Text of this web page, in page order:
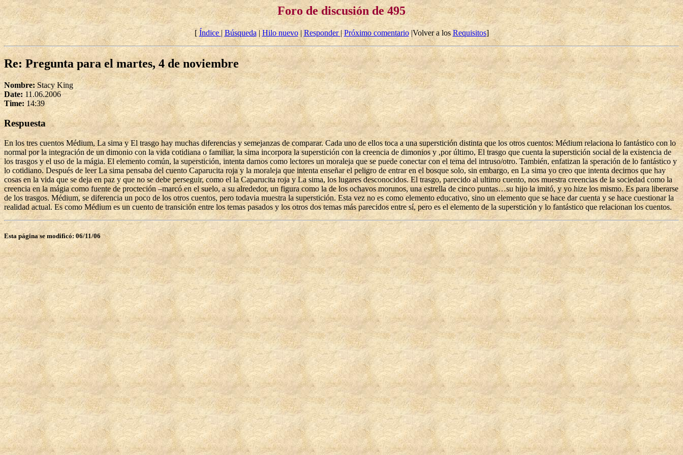
Foro de discusión de 495
[Índice| Búsqueda|Hilo nuevo| Responder|Próximo comentario|Volver a losRequisitos]
Re: Pregunta para el martes, 4 de noviembre
Nombre:Stacy King
Date: 11.06.2006
Time: 14:39
Respuesta
En los tres cuentos Médium, La sima y El trasgo hay muchas diferencias y semejanzas de comparar. Cada uno de ellos toca a una superstición distinta que los otros cuentos: Médium relaciona lo fantástico con lo
normal por la integración de un dimonio con la vida cotidiana o familiar, la sima incorpora la superstición con la creencia de dimonios y ,por último, El trasgo que cuenta la superstición social de la existencia de
los trasgos y el uso de la mágia. El elemento común, la superstición, intenta darnos como lectores un moraleja que se puede conectar con el tema del intruso/otro. También, enfatizan la speración de lo fantástico y
lo cotidiano. Después de leer La sima pensaba del cuento Caparucita roja y la moraleja que intenta enseñar el peligro de entrar en el bosque solo, sin embargo, en La sima yo creo que intenta decirnos que hay
cosas en la vida que se deja en paz y que no se debe perseguir, como el la Caparucita roja y La sima, los lugares desconocidos. El trasgo, parecido al ultimo cuento, nos muestra creencias de la sociedad como la
creencia en la mágia como fuente de procteción –marcó en el suelo, a su alrededor, un figura como la de los ochavos morunos, una estrella de cinco puntas…su hijo la imitó, y yo hize los mismo. Es para liberarse
de los trasgos. Médium, se diferencia un poco de los otros cuentos, pero todavia muestra la superstición. Esta vez no es como elemento educativo, sino un elemento que se hace dar cuenta y se hace cuestionar la
realidad actual. Es como Médium es un cuento de transición entre los temas pasados y los otros dos temas más parecidos entre sí, pero es el elemento de la superstición y lo fantástico que relacionan los cuentos.
Esta página se modificó: 06/11/06